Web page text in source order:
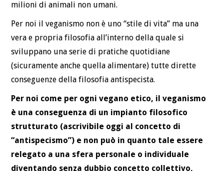
milioni di animali non umani.
Per noi il veganismo non è uno “stile di vita” ma una
vera e propria filosofia all’interno della quale si
sviluppano una serie di pratiche quotidiane
(sicuramente anche quella alimentare) tutte dirette
conseguenze della filosofia antispecista.
Per noi come per ogni vegano etico, il veganismo
è una conseguenza di un impianto filosofico
strutturato (ascrivibile oggi al concetto di
“antispecismo”) e non può in quanto tale essere
relegato a una sfera personale o individuale
diventando senza dubbio concetto collettivo,